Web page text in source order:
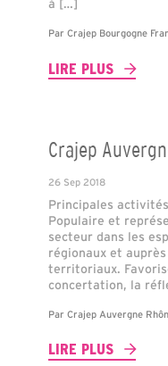
à […]
Par Crajep Bourgogne
LIRE PLUS
Crajep
26 Sep 2018
Principales
Populaire et
secteur dans les
régionaux et
territoriaux.
concertation, la
Par Crajep Auvergne
LIRE PLUS